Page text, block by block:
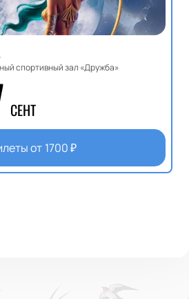
спортивный зал «Дружба»
СЕНТ
от 1700₽